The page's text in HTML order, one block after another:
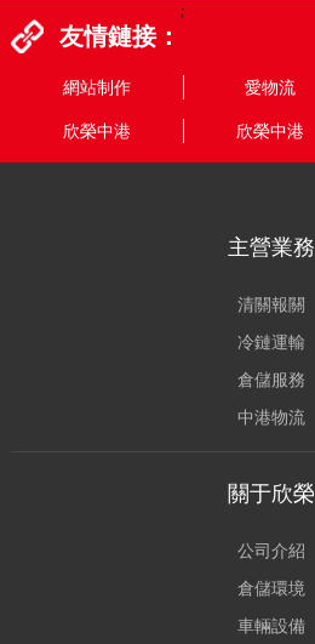
友情鏈接：
網站制作 愛物流
欣榮中港 欣榮中港
;
主營業務
清關報關
冷鏈運輸
倉儲服務
中港物流
關于欣榮
公司介紹
倉儲環境
車輛設備